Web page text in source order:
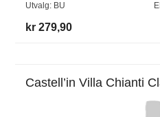
Utvalg: BU
kr 279,90
Castell’in Villa Chianti